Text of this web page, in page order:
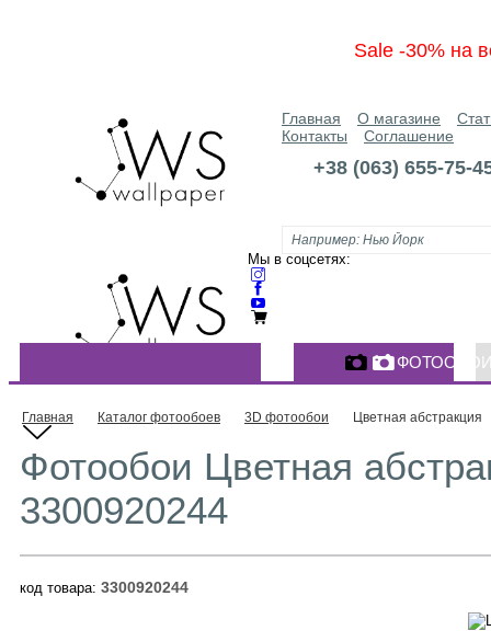
Sale -30% на
Главная О магазине
Контакты
Соглашение
+38 (063) 655-75-
Мы в соцсетях:
КАТАЛОГ ФОТООБОЕВ
Главная Каталог фотообоев 3D фотообои Цветная абстракция
Фотообои Цветная
3300920244
код товара: 3300920244